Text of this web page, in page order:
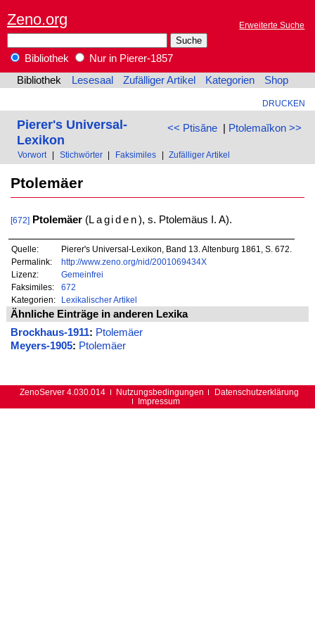
Zeno.org Erweiterte Suche
Bibliothek
Nur in Pierer-1857
Bibliothek
Lesesaal Zufälliger Artikel Kategorien Shop
DRUCKEN
<< Ptisăne| Ptolemaĭkon >>
Pierer's Universal-
Lexikon
Vorwort Stichwörter Faksimiles Zufälliger Artikel
Ptolemäer
[672] Ptolemäer(Lagiden), s. Ptolemäus I. A).
Quelle:
Pierer's Universal-Lexikon, Band 13. Altenburg 1861, S. 672.
Permalink:
http://www.zeno.org/nid/2001069434X
Lizenz:
Gemeinfrei
Faksimiles:
672
Kategorien:
Lexikalischer Artikel
Ähnliche Einträge in anderen Lexika
Brockhaus-1911: Ptolemäer
Meyers-1905: Ptolemäer
ZenoServer 4.030.014 Nutzungsbedingungen
Datenschutzerklärung
Impressum